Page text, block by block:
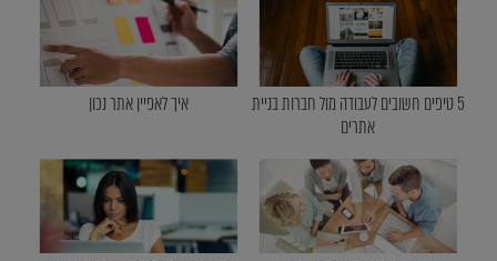
5 טיפים חשובים לעבודה מול חברות בניית
אתרים
איך לאפיין אתר נכון